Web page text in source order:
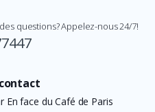
questions? Appelez-nous 24/7!
En face du Café de Paris